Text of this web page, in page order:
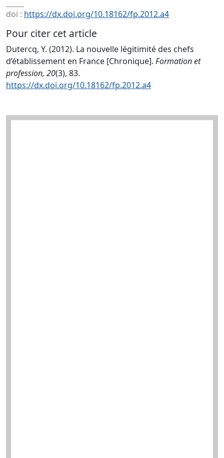
doi : https://dx.doi.org/10.18162/fp.2012.a4
Pour citer cet article
Dutercq, Y. (2012). La nouvelle légitimité des chefs
d’établissement en France [Chronique]. Formation et
profession, 20(3), 83.
https://dx.doi.org/10.18162/fp.2012.a4